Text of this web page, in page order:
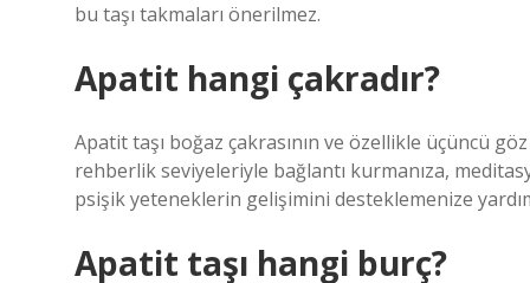
bu taşı takmaları önerilmez.
Apatit hangi çakradır?
Apatit taşı boğaz çakrasının ve özellikle üçüncü
rehberlik seviyeleriyle bağlantı kurmanıza,
psişik yeteneklerin gelişimini desteklemenize
Apatit taşı hangi burç?